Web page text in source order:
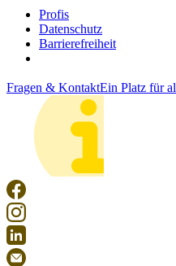
Profis
Datenschutz
Barrierefreiheit
Fragen & KontaktEin Platz für